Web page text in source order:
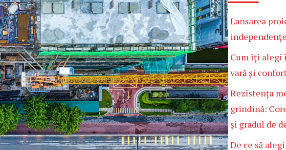
Lansarea
Cum îți alegi
vară și
Rezistența
grindină:
și gradul de
De ce să